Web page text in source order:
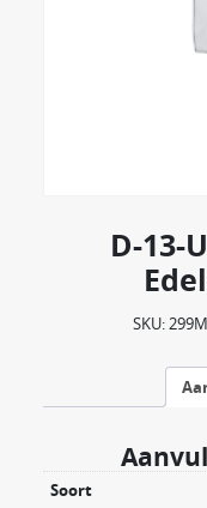
D-13-
SKU:
Soort